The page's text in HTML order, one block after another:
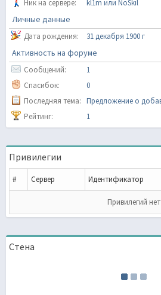
Ник на сервере: kl1m или NoSkil
Личные данные
Дата рождения: 31 декабря 1900 г
Активность на форуме
Сообщений:
1
Спасибок:
0
Последняя тема:
Рейтинг:
1
Привилегии
# Сервер Идентификатор
Привилегий нет
Стена